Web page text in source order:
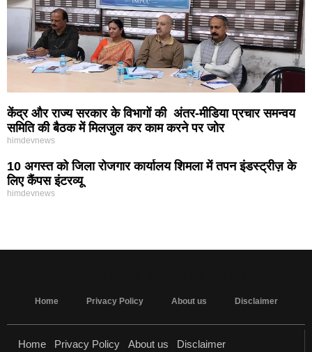
केंद्र और राज्य सरकार के विभागों की अंतर-मीडिया प्रचार समन्वय
समिति की बैठक में मिलजुल कर काम करने पर जोर
himdevnews
10 अगस्त को जिला रोजगार कार्यालय शिमला में तपन इंडस्ट्रीज़ के
लिए कैंपस इंटरव्यू
himdevnews
Home Privacy Policy About us Disclaimer
Home Privacy Policy About us Disclaimer